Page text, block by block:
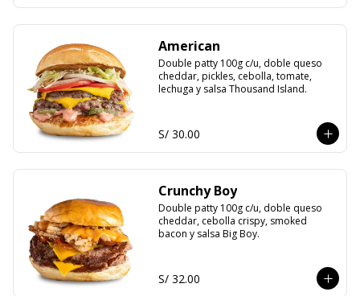
American
Double patty 100g c/u, doble queso
cheddar, pickles, cebolla, tomate,
lechuga y salsa Thousand Island.
S/ 30.00
Crunchy Boy
Double patty 100g c/u, doble queso
cheddar, cebolla crispy, smoked
bacon y salsa Big Boy.
S/ 32.00